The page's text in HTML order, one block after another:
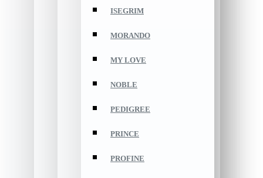
ISEGRIM
MORANDO
MY LOVE
NOBLE
PEDIGREE
PRINCE
PROFINE